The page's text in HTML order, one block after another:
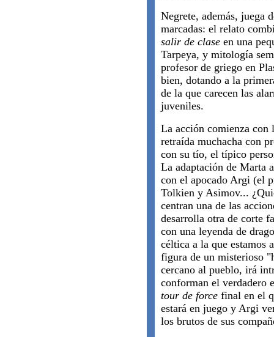
Negrete, además, juega
marcadas: el relato
salir de clase en una
Tarpeya, y mitología
profesor de griego en
bien, dotando a la
de la que carecen las
juveniles.
La acción comienza con
retraída muchacha con
con su tío, el típico
La adaptación de Marta
con el apocado Argi (el
Tolkien y Asimov...
centran una de las
desarrolla otra de corte
con una leyenda de
céltica a la que estamos
figura de un misterioso
cercano al pueblo, irá
conforman el verdadero
tour de force final en el
estará en juego y Argi
los brutos de sus